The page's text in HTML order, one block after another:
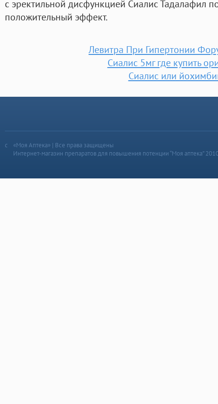
с эректильной дисфункцией Сиалис Тадалафил
положительный эффект.
Левитра При Гипертонии
Сиалис 5мг где купить
Сиалис или
«Моя Аптека» | Все права защищены
Интернет-магазин препаратов для повышения потенции “Моя аптека”